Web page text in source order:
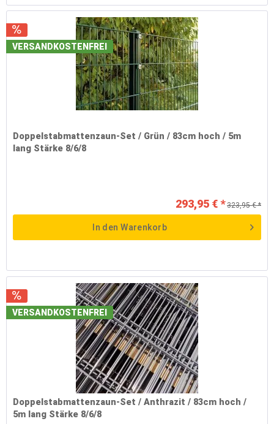
VERSANDKOSTENFREI
Doppelstabmattenzaun-Set / Grün / 83cm hoch / 5m
lang Stärke 8/6/8
293,95 € * 323,95 € *
In den Warenkorb
VERSANDKOSTENFREI
Doppelstabmattenzaun-Set / Anthrazit / 83cm hoch /
5m lang Stärke 8/6/8